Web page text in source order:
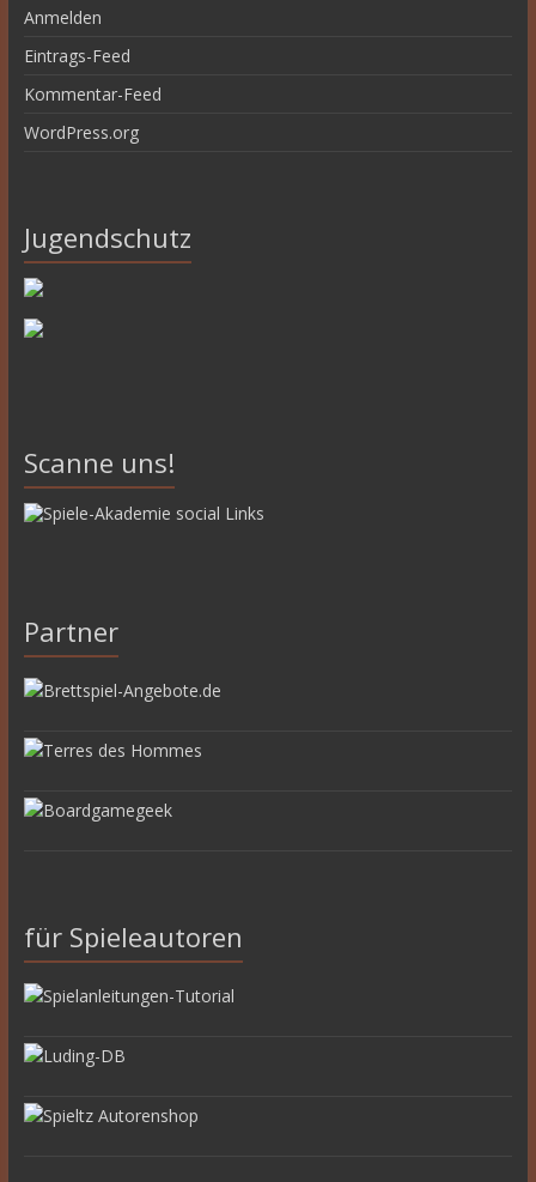
Anmelden
Eintrags-Feed
Kommentar-Feed
WordPress.org
Jugendschutz
Scanne uns!
Partner
für Spieleautoren